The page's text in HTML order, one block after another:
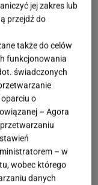
jej zakres lub
przejdź do
także do celów
funkcjonowania
świadczonych
o
– Agora
– w
wobec którego
danych